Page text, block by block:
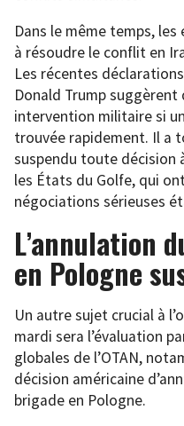
Dans le même temps,
à résoudre le conflit en
Les récentes
Donald Trump suggèrent
intervention militaire si
trouvée rapidement. Il a
suspendu toute décision
les États du Golfe, qui
négociations sérieuses
L’annulation
en Pologne
Un autre sujet crucial à
mardi sera l’évaluation
globales de l’OTAN,
décision américaine
brigade en Pologne.